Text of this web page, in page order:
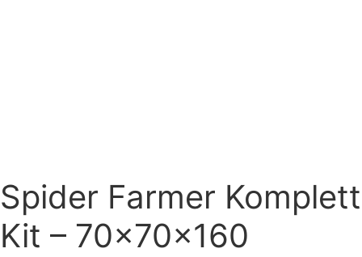
Spider Farmer Komplett
Kit – 70x70x160